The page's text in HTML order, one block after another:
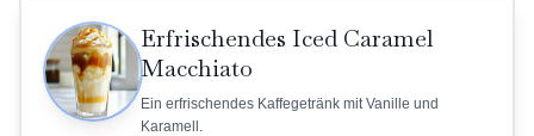
Erfrischendes Iced Caramel
Macchiato
Ein erfrischendes Kaffegetränk mit Vanille und
Karamell.